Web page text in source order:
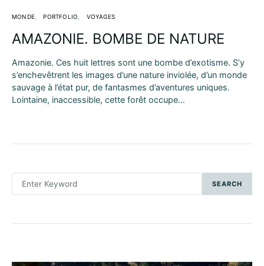
MONDE PORTFOLIO VOYAGES
AMAZONIE. BOMBE DE NATURE
Amazonie. Ces huit lettres sont une bombe d’exotisme. S’y
s’enchevêtrent les images d’une nature inviolée, d’un monde
sauvage à l’état pur, de fantasmes d’aventures uniques.
Lointaine, inaccessible, cette forêt occupe…
SEARCH
FOR:
SEARCH